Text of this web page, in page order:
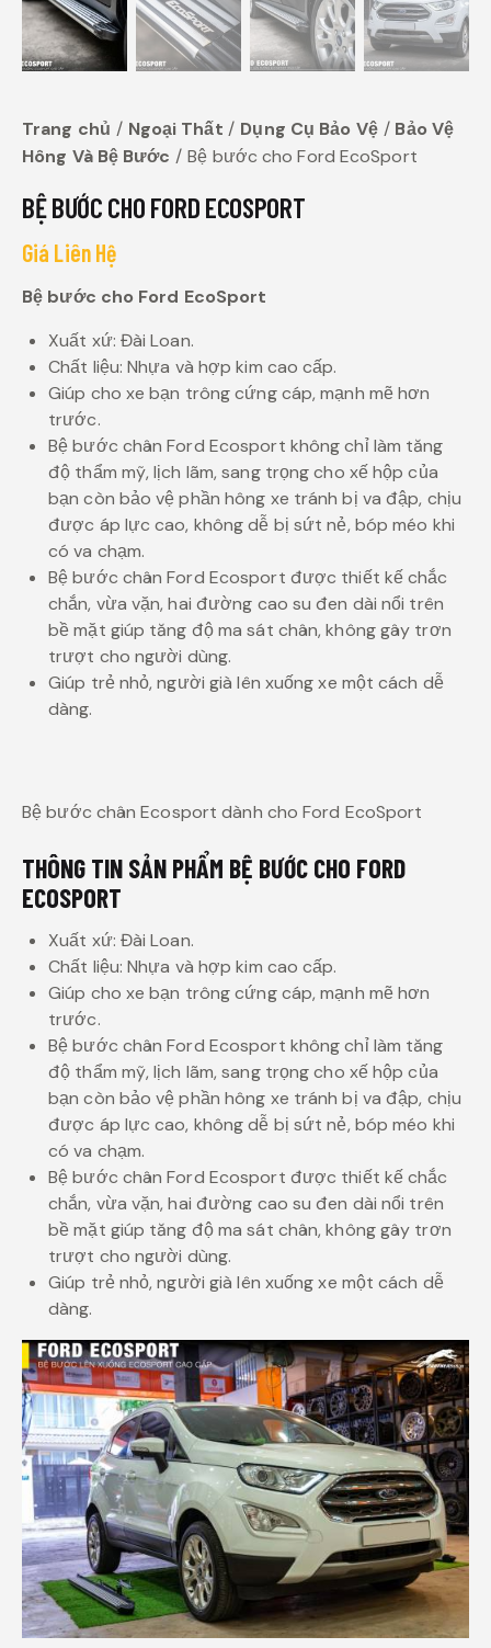
Trang chủ Ngoại Thất Dụng Cụ Bảo Vệ
Bảo Vệ
Hông Và Bệ Bước
Bệ bước cho Ford EcoSport
BỆ BƯỚC CHO FORD ECOSPORT
Giá Liên Hệ
Bệ bước cho Ford EcoSport
Xuất xứ: Đài Loan.
Chất liệu: Nhựa và hợp kim cao cấp.
Giúp cho xe bạn trông cứng cáp, mạnh mẽ hơn
trước.
Bệ bước chân Ford Ecosport không chỉ làm tăng
độ thẩm mỹ, lịch lãm, sang trọng cho xế hộp của
bạn còn bảo vệ phần hông xe tránh bị va đập, chịu
được áp lực cao, không dễ bị sứt nẻ, bóp méo khi
có va chạm.
Bệ bước chân Ford Ecosport được thiết kế chắc
chắn, vừa vặn, hai đường cao su đen dài nổi trên
bề mặt giúp tăng độ ma sát chân, không gây trơn
trượt cho người dùng.
Giúp trẻ nhỏ, người già lên xuống xe một cách dễ
dàng.
Bệ bước chân Ecosport dành cho Ford EcoSport
THÔNG TIN SẢN PHẨM BỆ BƯỚC CHO FORD
ECOSPORT
Xuất xứ: Đài Loan.
Chất liệu: Nhựa và hợp kim cao cấp.
Giúp cho xe bạn trông cứng cáp, mạnh mẽ hơn
trước.
Bệ bước chân Ford Ecosport không chỉ làm tăng
độ thẩm mỹ, lịch lãm, sang trọng cho xế hộp của
bạn còn bảo vệ phần hông xe tránh bị va đập, chịu
được áp lực cao, không dễ bị sứt nẻ, bóp méo khi
có va chạm.
Bệ bước chân Ford Ecosport được thiết kế chắc
chắn, vừa vặn, hai đường cao su đen dài nổi trên
bề mặt giúp tăng độ ma sát chân, không gây trơn
trượt cho người dùng.
Giúp trẻ nhỏ, người già lên xuống xe một cách dễ
dàng.